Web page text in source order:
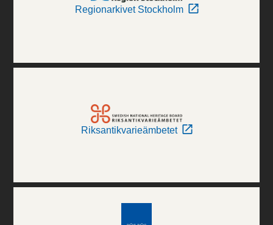
Regionarkivet Stockholm
Riksantikvarieämbetet